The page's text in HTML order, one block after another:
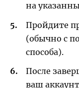
на
Пройдите
(обычно с
способа).
После
ваш